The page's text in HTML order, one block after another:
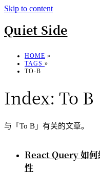
Skip to content
Quiet Side
HOME »
TAGS »
TO-B
Index: To B
与「To B」有关的文章。
React Query 如何
性